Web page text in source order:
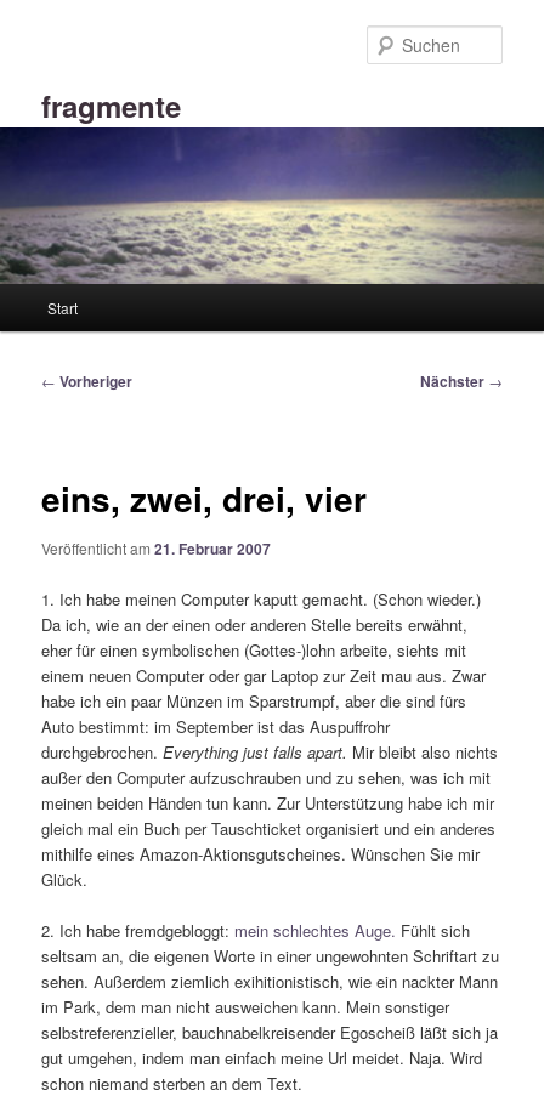
fragmente
Start
Beitragsnavigation
← Vorheriger Nächster →
eins, zwei, drei, vier
Veröffentlicht am21. Februar 2007
1. Ich habe meinen Computer kaputt gemacht. (Schon wieder.)
Da ich, wie an der einen oder anderen Stelle bereits erwähnt,
eher für einen symbolischen (Gottes-)lohn arbeite, siehts mit
einem neuen Computer oder gar Laptop zur Zeit mau aus. Zwar
habe ich ein paar Münzen im Sparstrumpf, aber die sind fürs
Auto bestimmt: im September ist das Auspuffrohr
durchgebrochen.Everything just falls apart. Mir bleibt also nichts
außer den Computer aufzuschrauben und zu sehen, was ich mit
meinen beiden Händen tun kann. Zur Unterstützung habe ich mir
gleich mal ein Buch per Tauschticket organisiert und ein anderes
mithilfe eines Amazon-Aktionsgutscheines. Wünschen Sie mir
Glück.
2. Ich habe fremdgebloggt: mein schlechtes Auge. Fühlt sich
seltsam an, die eigenen Worte in einer ungewohnten Schriftart zu
sehen. Außerdem ziemlich exihitionistisch, wie ein nackter Mann
im Park, dem man nicht ausweichen kann. Mein sonstiger
selbstreferenzieller, bauchnabelkreisender Egoscheiß läßt sich ja
gut umgehen, indem man einfach meine Url meidet. Naja. Wird
schon niemand sterben an dem Text.